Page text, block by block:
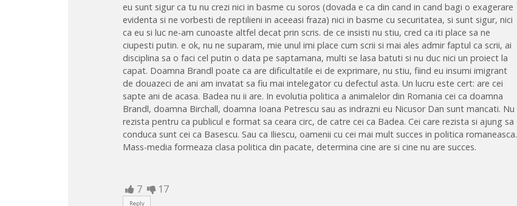
eu sunt sigur ca tu nu crezi nici in basme cu soros (dovada e ca din cand in cand bagi o exagerare
evidenta si ne vorbesti de reptilieni in aceeasi fraza) nici in basme cu securitatea, si sunt sigur, nici
ca eu si luc ne-am cunoaste altfel decat prin scris. de ce insisti nu stiu, cred ca iti place sa ne
ciupesti putin. e ok, nu ne suparam, mie unul imi place cum scrii si mai ales admir faptul ca scrii, ai
disciplina sa o faci cel putin o data pe saptamana, multi se lasa batuti si nu duc nici un proiect la
capat. Doamna Brandl poate ca are dificultatile ei de exprimare, nu stiu, fiind eu insumi imigrant
de douazeci de ani am invatat sa fiu mai intelegator cu defectul asta. Un lucru este cert: are cei
sapte ani de acasa. Badea nu ii are. In evolutia politica a animalelor din Romania cei ca doamna
Brandl, doamna Birchall, doamna Ioana Petrescu sau as indrazni eu Nicusor Dan sunt mancati. Nu
rezista pentru ca publicul e format sa ceara circ, de catre cei ca Badea. Cei care rezista si ajung sa
conduca sunt cei ca Basescu. Sau ca Iliescu, oamenii cu cei mai mult succes in politica romaneasca.
Mass-media formeaza clasa politica din pacate, determina cine are si cine nu are succes.
7 17
Reply